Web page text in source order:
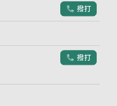
電話符號
撥打
電話符號
撥打